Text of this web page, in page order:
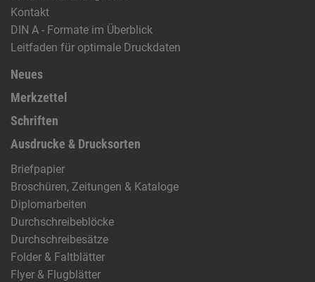
Kontakt
DIN A - Formate im Überblick
Leitfaden für optimale Druckdaten
Neues
Merkzettel
Schriften
Ausdrucke & Drucksorten
Briefpapier
Broschüren, Zeitungen & Kataloge
Diplomarbeiten
Durchschreibeblöcke
Durchschreibesätze
Folder & Faltblätter
Flyer & Flugblätter